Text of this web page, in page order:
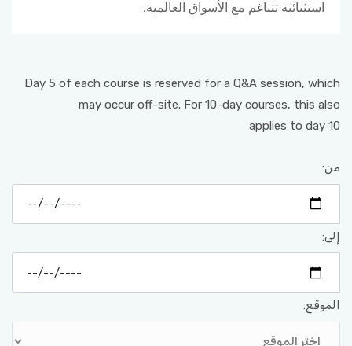
استثنائية تتناغم مع الأسواق العالمية.
Day 5 of each course is reserved for a Q&A session, which
may occur off-site. For 10-day courses, this also
applies to day 10
من:
إلى:
الموقع: